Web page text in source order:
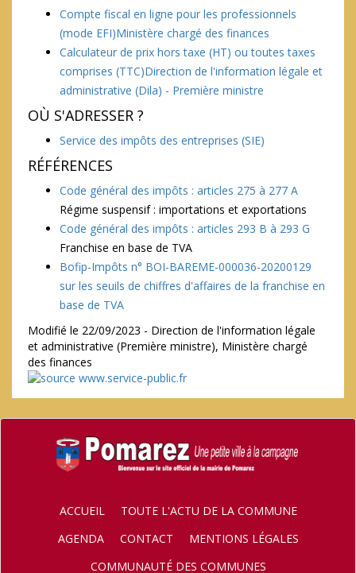
Compte fiscal en ligne pour les professionnels
(mode EFI)Ministère chargé des finances
Calculateur de prix hors taxe (HT) ou toutes taxes
comprises (TTC)Direction de l'information légale et
administrative (Dila) - Première ministre
OÙ S'ADRESSER ?
Service des impôts des entreprises (SIE)
RÉFÉRENCES
Code général des impôts : articles 275 à 277 A
Régime suspensif : importations et exportations
Code général des impôts : articles 293 B à 293 G
Franchise en base de TVA
Bofip-Impôts n° BOI-BAREME-000036-20200129
sur les seuils de chiffres d'affaires de la franchise en
base de TVA
Modifié le 22/09/2023 - Direction de l'information légale
et administrative (Première ministre), Ministère chargé
des finances
ACCUEIL
TOUTE L'ACTU DE LA COMMUNE
AGENDA
CONTACT
MENTIONS LÉGALES
COMMUNAUTÉ DES COMMUNES